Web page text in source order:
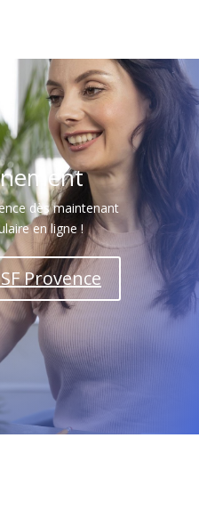
dès maintenant
en ligne !
Provence